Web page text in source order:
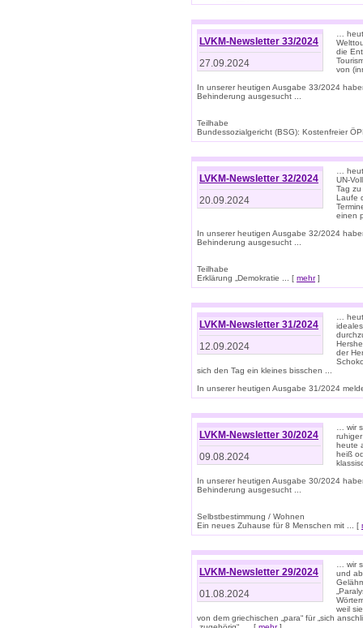
LVKM-Newsletter 33/2024
27.09.2024
…
die
von
In unserer heutigen Ausgabe 33/2024
Behinderung ausgesucht ...
Teilhabe
Bundessozialgericht (BSG): Kostenfreier
LVKM-Newsletter 32/2024
20.09.2024
…
UN-
Tag
Laufe
einen
In unserer heutigen Ausgabe 32/2024
Behinderung ausgesucht ...
Teilhabe
Erklärung „Demokratie ... [ mehr]
LVKM-Newsletter 31/2024
12.09.2024
…
der
sich den Tag ein kleines bisschen ...
In unserer heutigen Ausgabe 31/2024
LVKM-Newsletter 30/2024
09.08.2024
… wir
heute
heiß
In unserer heutigen Ausgabe 30/2024
Behinderung ausgesucht ...
Selbstbestimmung / Wohnen
Ein neues Zuhause für 8 Menschen mit ... [
LVKM-Newsletter 29/2024
01.08.2024
… wir
und
weil
von dem griechischen „para“ für „sich